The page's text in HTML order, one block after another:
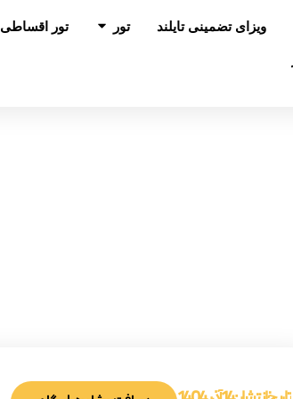
ویزای تضمینی تایلند تور باز کردن در تور
تور اقساطی